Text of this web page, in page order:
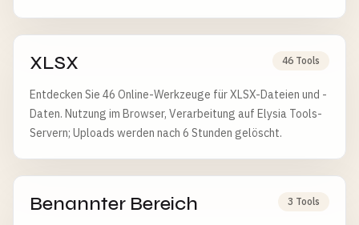
XLSX 46 Tools
Entdecken Sie 46 Online-Werkzeuge für XLSX-Dateien und -
Daten. Nutzung im Browser, Verarbeitung auf Elysia Tools-
Servern; Uploads werden nach 6 Stunden gelöscht.
Benannter Bereich 3 Tools